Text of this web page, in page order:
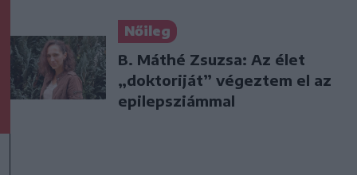
Nőileg
B. Máthé Zsuzsa: Az élet
„doktoriját” végeztem el az
epilepsziámmal